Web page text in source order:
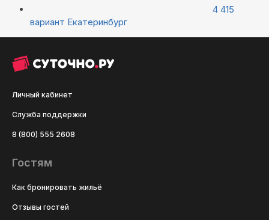
4 415
вариант Екатеринбург
Личный кабинет
Служба поддержки
8 (800) 555 2608
Гостям
Как бронировать жильё
Отзывы гостей